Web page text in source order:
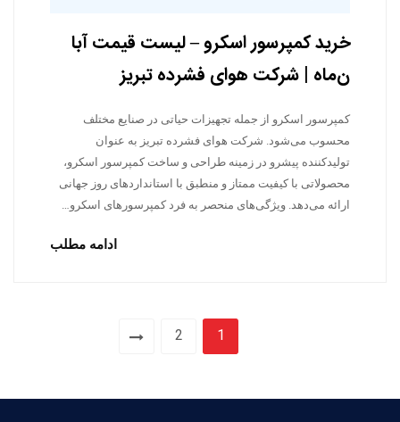
خرید کمپرسور اسکرو – لیست قیمت آبا
ن‌ماه | شرکت هوای فشرده تبریز
کمپرسور اسکرو از جمله تجهیزات حیاتی در صنایع مختلف
محسوب می‌شود. شرکت هوای فشرده تبریز به عنوان
تولیدکننده پیشرو در زمینه طراحی و ساخت کمپرسور اسکرو،
محصولاتی با کیفیت ممتاز و منطبق با استانداردهای روز جهانی
ارائه می‌دهد. ویژگی‌های منحصر به فرد کمپرسورهای اسکرو…
ادامه مطلب
1
2